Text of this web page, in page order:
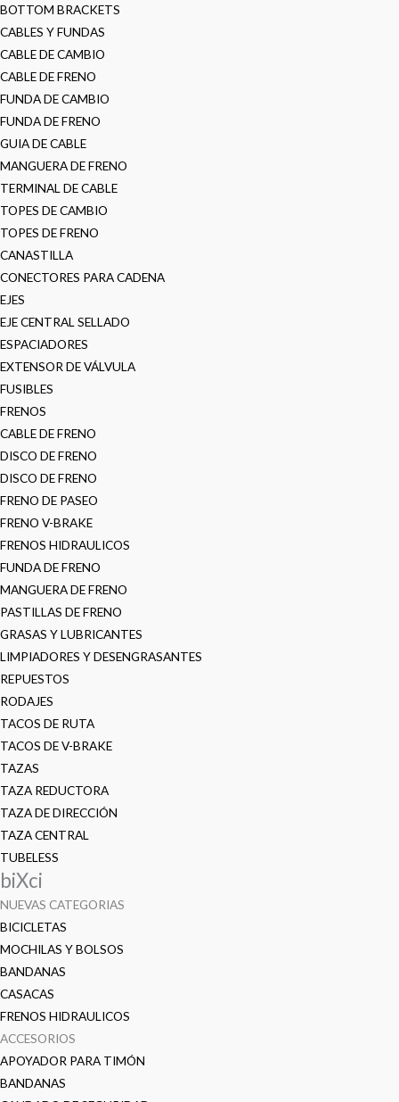
BOTTOM BRACKETS
CABLES Y FUNDAS
CABLE DE CAMBIO
CABLE DE FRENO
FUNDA DE CAMBIO
FUNDA DE FRENO
GUIA DE CABLE
MANGUERA DE FRENO
TERMINAL DE CABLE
TOPES DE CAMBIO
TOPES DE FRENO
CANASTILLA
CONECTORES PARA CADENA
EJES
EJE CENTRAL SELLADO
ESPACIADORES
EXTENSOR DE VÁLVULA
FUSIBLES
FRENOS
CABLE DE FRENO
DISCO DE FRENO
DISCO DE FRENO
FRENO DE PASEO
FRENO V-BRAKE
FRENOS HIDRAULICOS
FUNDA DE FRENO
MANGUERA DE FRENO
PASTILLAS DE FRENO
GRASAS Y LUBRICANTES
LIMPIADORES Y DESENGRASANTES
REPUESTOS
RODAJES
TACOS DE RUTA
TACOS DE V-BRAKE
TAZAS
TAZA REDUCTORA
TAZA DE DIRECCIÓN
TAZA CENTRAL
TUBELESS
biXci
NUEVAS CATEGORIAS
BICICLETAS
MOCHILAS Y BOLSOS
BANDANAS
CASACAS
FRENOS HIDRAULICOS
ACCESORIOS
APOYADOR PARA TIMÓN
BANDANAS